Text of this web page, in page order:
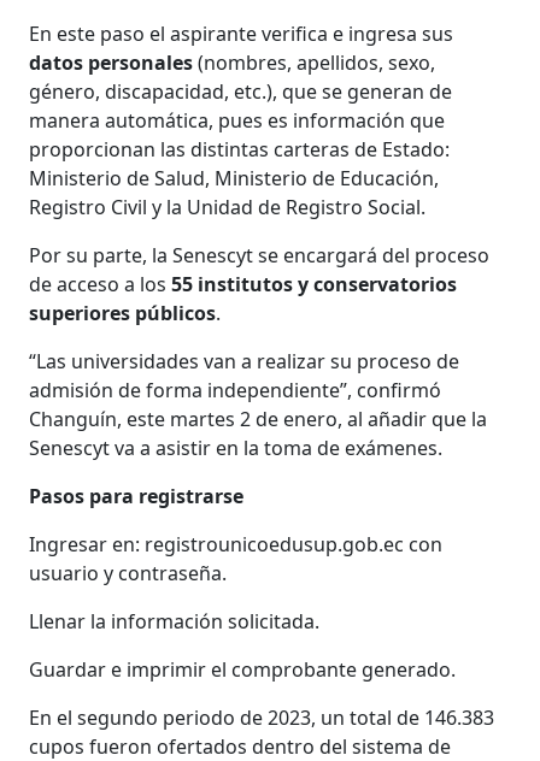
En este paso el aspirante verifica e ingresa sus
datos personales(nombres, apellidos, sexo,
género, discapacidad, etc.), que se generan de
manera automática, pues es información que
proporcionan las distintas carteras de Estado:
Ministerio de Salud, Ministerio de Educación,
Registro Civil y la Unidad de Registro Social.
Por su parte, la Senescyt se encargará del proceso
de acceso a los 55 institutos y conservatorios
superiores públicos.
“Las universidades van a realizar su proceso de
admisión de forma independiente”, confirmó
Changuín, este martes 2 de enero, al añadir que la
Senescyt va a asistir en la toma de exámenes.
Pasos para registrarse
Ingresar en: registrounicoedusup.gob.ec con
usuario y contraseña.
Llenar la información solicitada.
Guardar e imprimir el comprobante generado.
En el segundo periodo de 2023, un total de 146.383
cupos fueron ofertados dentro del sistema de